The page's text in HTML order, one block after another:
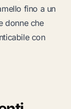
fino a un
donne che
con